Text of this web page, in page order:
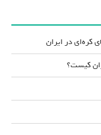
کره‌ای در ایران
کیست؟